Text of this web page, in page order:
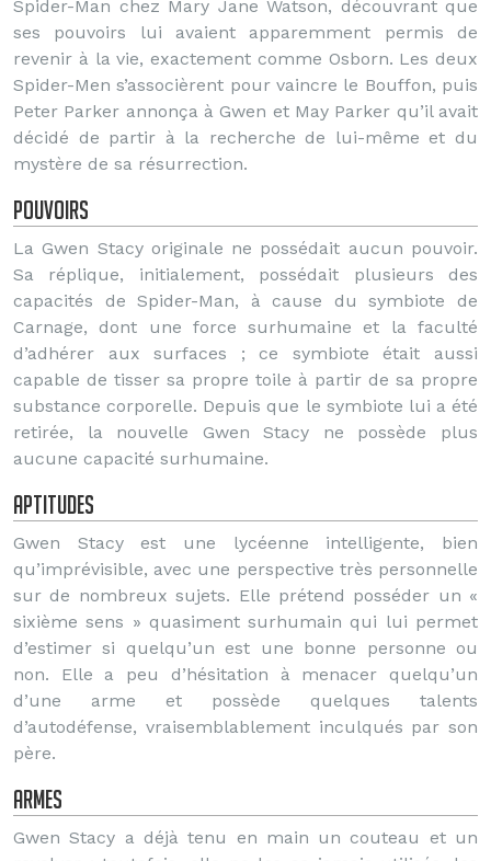
Spider-Man chez Mary Jane Watson, découvrant que
ses pouvoirs lui avaient apparemment permis de
revenir à la vie, exactement comme Osborn. Les deux
Spider-Men s’associèrent pour vaincre le Bouffon, puis
Peter Parker annonça à Gwen et May Parker qu’il avait
décidé de partir à la recherche de lui-même et du
mystère de sa résurrection.
Pouvoirs
La Gwen Stacy originale ne possédait aucun pouvoir.
Sa réplique, initialement, possédait plusieurs des
capacités de Spider-Man, à cause du symbiote de
Carnage, dont une force surhumaine et la faculté
d’adhérer aux surfaces ; ce symbiote était aussi
capable de tisser sa propre toile à partir de sa propre
substance corporelle. Depuis que le symbiote lui a été
retirée, la nouvelle Gwen Stacy ne possède plus
aucune capacité surhumaine.
Aptitudes
Gwen Stacy est une lycéenne intelligente, bien
qu’imprévisible, avec une perspective très personnelle
sur de nombreux sujets. Elle prétend posséder un «
sixième sens » quasiment surhumain qui lui permet
d’estimer si quelqu’un est une bonne personne ou
non. Elle a peu d’hésitation à menacer quelqu’un
d’une arme et possède quelques talents
d’autodéfense, vraisemblablement inculqués par son
père.
Armes
Gwen Stacy a déjà tenu en main un couteau et un